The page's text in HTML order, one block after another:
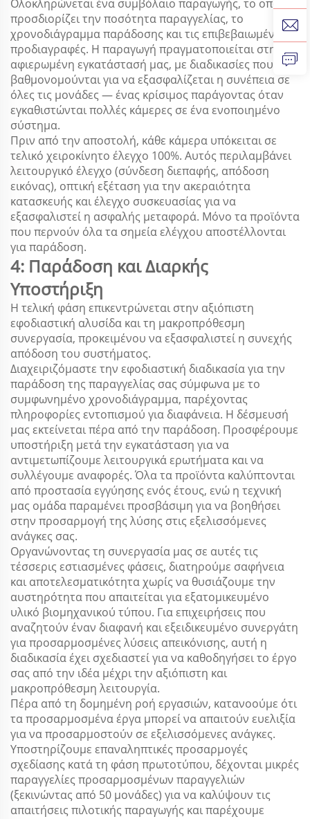
Ολοκληρώνεται ένα συμβόλαιο παραγωγής, το οποίο
προσδιορίζει την ποσότητα παραγγελίας, το
χρονοδιάγραμμα παράδοσης και τις επιβεβαιωμένες
προδιαγραφές. Η παραγωγή πραγματοποιείται στην
αφιερωμένη εγκατάστασή μας, με διαδικασίες που
βαθμονομούνται για να εξασφαλίζεται η συνέπεια σε
όλες τις μονάδες — ένας κρίσιμος παράγοντας όταν
εγκαθιστώνται πολλές κάμερες σε ένα ενοποιημένο
σύστημα.
Πριν από την αποστολή, κάθε κάμερα υπόκειται σε
τελικό χειροκίνητο έλεγχο 100%. Αυτός περιλαμβάνει
λειτουργικό έλεγχο (σύνδεση διεπαφής, απόδοση
εικόνας), οπτική εξέταση για την ακεραιότητα
κατασκευής και έλεγχο συσκευασίας για να
εξασφαλιστεί η ασφαλής μεταφορά. Μόνο τα προϊόντα
που περνούν όλα τα σημεία ελέγχου αποστέλλονται
για παράδοση.
4: Παράδοση και Διαρκής
Υποστήριξη
Η τελική φάση επικεντρώνεται στην αξιόπιστη
εφοδιαστική αλυσίδα και τη μακροπρόθεσμη
συνεργασία, προκειμένου να εξασφαλιστεί η συνεχής
απόδοση του συστήματος.
Διαχειριζόμαστε την εφοδιαστική διαδικασία για την
παράδοση της παραγγελίας σας σύμφωνα με το
συμφωνημένο χρονοδιάγραμμα, παρέχοντας
πληροφορίες εντοπισμού για διαφάνεια. Η δέσμευσή
μας εκτείνεται πέρα από την παράδοση. Προσφέρουμε
υποστήριξη μετά την εγκατάσταση για να
αντιμετωπίζουμε λειτουργικά ερωτήματα και να
συλλέγουμε αναφορές. Όλα τα προϊόντα καλύπτονται
από προστασία εγγύησης ενός έτους, ενώ η τεχνική
μας ομάδα παραμένει προσβάσιμη για να βοηθήσει
στην προσαρμογή της λύσης στις εξελισσόμενες
ανάγκες σας.
Οργανώνοντας τη συνεργασία μας σε αυτές τις
τέσσερις εστιασμένες φάσεις, διατηρούμε σαφήνεια
και αποτελεσματικότητα χωρίς να θυσιάζουμε την
αυστηρότητα που απαιτείται για εξατομικευμένο
υλικό βιομηχανικού τύπου. Για επιχειρήσεις που
αναζητούν έναν διαφανή και εξειδικευμένο συνεργάτη
για προσαρμοσμένες λύσεις απεικόνισης, αυτή η
διαδικασία έχει σχεδιαστεί για να καθοδηγήσει το έργο
σας από την ιδέα μέχρι την αξιόπιστη και
μακροπρόθεσμη λειτουργία.
Πέρα από τη δομημένη ροή εργασιών, κατανοούμε ότι
τα προσαρμοσμένα έργα μπορεί να απαιτούν ευελιξία
για να προσαρμοστούν σε εξελισσόμενες ανάγκες.
Υποστηρίζουμε επαναληπτικές προσαρμογές
σχεδίασης κατά τη φάση πρωτοτύπου, δέχονται μικρές
παραγγελίες προσαρμοσμένων παραγγελιών
(ξεκινώντας από 50 μονάδες) για να καλύψουν τις
απαιτήσεις πιλοτικής παραγωγής και παρέχουμε